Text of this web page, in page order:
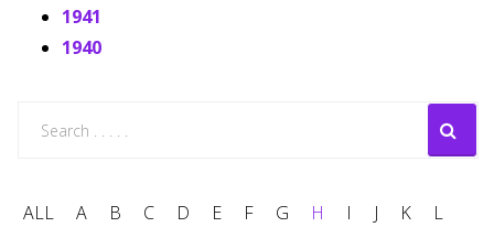
1941
1940
ALL A B C D E F G H I J K
L